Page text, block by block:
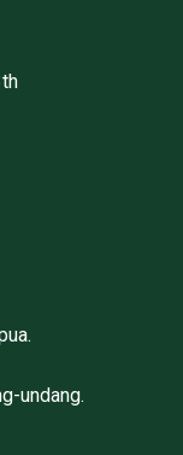
undang.